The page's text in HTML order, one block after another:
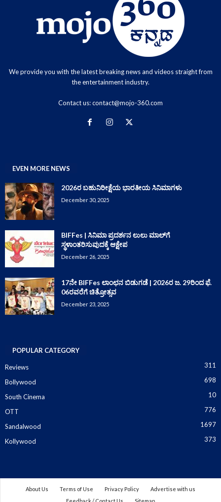
We provide you with the latest breaking news and videos straight from
the entertainment industry.
Contact us:contact@mojo-360.com
EVEN MORE NEWS
2026ರ ಬಹುನಿರೀಕ್ಷೆಯ ಭಾರತೀಯ ಸಿನಿಮಾಗಳು
December 30, 2025
BIFFes | ಸಿನಿಮಾ ಪ್ರದರ್ಶನ ಲುಲು ಮಾಲ್‌ಗೆ
ಸ್ಥಳಾಂತರಿಸುವುದಕ್ಕೆ ಆಕ್ಷೇಪ
December 26, 2025
17ನೇ BIFFes ಲಾಂಛನ ಬಿಡುಗಡೆ | 2026ರ ಜ. 29ರಿಂದ ಫೆ.
06ರವರೆಗೆ ಚಿತ್ರೋತ್ಸವ
December 23, 2025
POPULAR CATEGORY
Reviews 311
Bollywood 698
South Cinema 10
OTT 776
Sandalwood 1697
Kollywood 373
About Us Terms of Use Privacy Policy
Advertise with us
Feedback / Contact Us
Sitemap